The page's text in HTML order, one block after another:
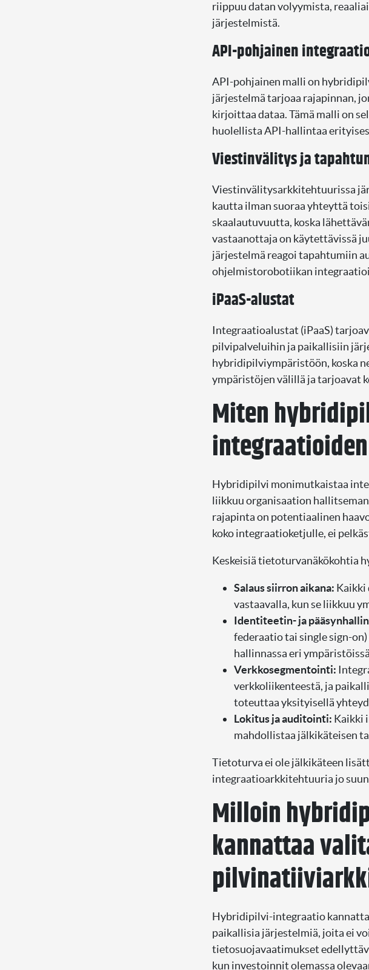
riippuu datan volyymista,
järjestelmistä.
API-pohjainen
API-pohjainen malli on
järjestelmä tarjoaa rajapinnan,
kirjoittaa dataa. Tämä malli on
huolellista API-hallintaa
Viestinvälitys ja
Viestinvälitysarkkitehtuurissa
kautta ilman suoraa yhteyttä
skaalautuvuutta, koska
vastaanottaja on käytettävissä
järjestelmä reagoi tapahtumiin
ohjelmistorobotiikan
iPaaS-alustat
Integraatioalustat (iPaaS)
pilvipalveluihin ja paikallisiin
hybridipilviympäristöön, koska
ympäristöjen välillä ja tarjoavat
Miten
Hybridipilvi monimutkaistaa
liikkuu organisaation
rajapinta on potentiaalinen
koko integraatioketjulle, ei
Keskeisiä tietoturvanäkökohtia
Salaus siirron aikana: Kaikki
vastaavalla, kun se liikkuu
Identiteetin- ja
federaatio tai single sign-
hallinnassa eri
Verkkosegmentointi:
verkkoliikenteestä, ja
toteuttaa yksityisellä
Lokitus ja auditointi: Kaikki
mahdollistaa jälkikäteisen
Tietoturva ei ole jälkikäteen
integraatioarkkitehtuuria jo
Milloin
kannattaa
Hybridipilvi-integraatio
paikallisia järjestelmiä, joita ei
tietosuojavaatimukset
kun investoinnit olemassa